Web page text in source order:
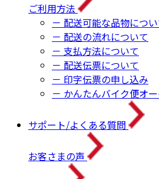
ご利用方法
－ 配送可能な品物につ
－ 配送の流れについて
－ 支払方法について
－ 配送伝票について
－ 印字伝票の申し込み
－ かんたんバイク便オ
サポート/よくある質問
お客さまの声